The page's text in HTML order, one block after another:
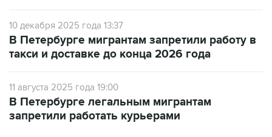
10 декабря 2025 года 13:37
В Петербурге мигрантам запретили работу в
такси и доставке до конца 2026 года
11 августа 2025 года 19:00
В Петербурге легальным мигрантам
запретили работать курьерами